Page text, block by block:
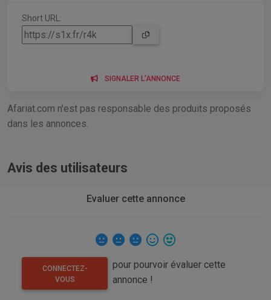
Short URL:
SIGNALER L'ANNONCE
Afariat.com n'est pas responsable des produits proposés
dans les annonces.
Avis des utilisateurs
Evaluer cette annonce
CONNECTEZ-
VOUS
pour pourvoir évaluer cette
annonce !